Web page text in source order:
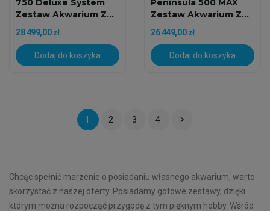
750 Deluxe System
Zestaw Akwarium Z...
28 499,00 zł
Dodaj do koszyka
Peninsula 500 MAX
Zestaw Akwarium Z...
26 449,00 zł
Dodaj do koszyka
1 2 3 4 
Chcąc spełnić marzenie o posiadaniu własnego akwarium, warto
skorzystać z naszej oferty. Posiadamy gotowe zestawy, dzięki
którym można rozpocząć przygodę z tym pięknym hobby. Wśród